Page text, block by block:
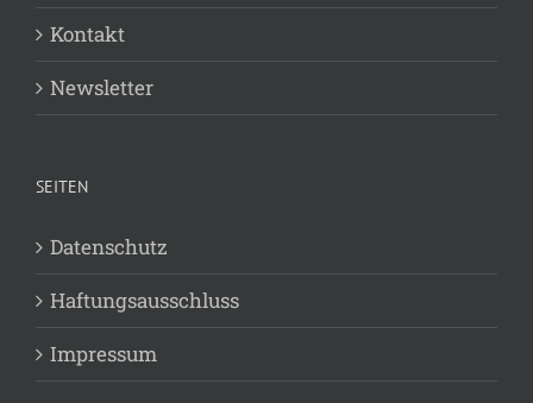
Kontakt
Newsletter
SEITEN
Datenschutz
Haftungsausschluss
Impressum